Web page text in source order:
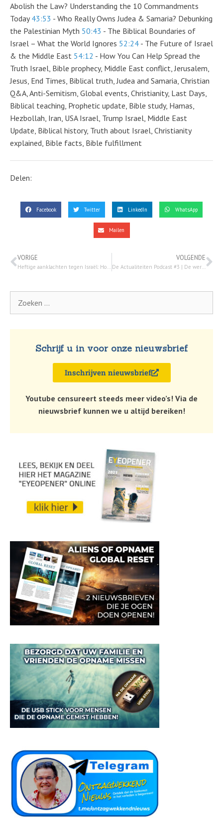
Abolish the Law? Understanding the 10 Commandments
Today43:53 - Who Really Owns Judea & Samaria? Debunking
the Palestinian Myth 50:43 - The Biblical Boundaries of
Israel – What the World Ignores 52:24 - The Future of Israel
& the Middle East 54:12 - How You Can Help Spread the
Truth Israel, Bible prophecy, Middle East conflict, Jerusalem,
Jesus, End Times, Biblical truth, Judea and Samaria, Christian
Q&A, Anti-Semitism, Global events, Christianity, Last Days,
Biblical teaching, Prophetic update, Bible study, Hamas,
Hezbollah, Iran, USA Israel, Trump Israel, Middle East
Update, Biblical history, Truth about Israel, Christianity
explained, Bible facts, Bible fulfillment
Delen:
Facebook Twitter LinkedIn WhatsApp
Mailen
VORIGE
Heftige aanklachten tegen Israël: Hoe moeten we daar als christenen mee omgaan? – Kees van Velzen -17 maart 2025
VOLGENDE
De Actualiteiten Podcast #3 | De wereld is op hol geslagen – Zoeklicht TV – 13 maart 2025
Schrijf u in voor onze nieuwsbrief
Inschrijven nieuwsbrief
Youtube censureert steeds meer video’s! Via de
nieuwsbrief kunnen we u altijd bereiken!